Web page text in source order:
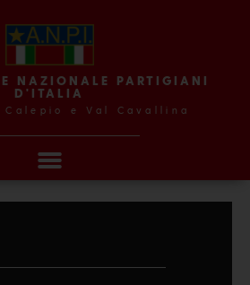
NAZIONALE PARTIGIANI
D'ITALIA
Calepio e Val Cavallina